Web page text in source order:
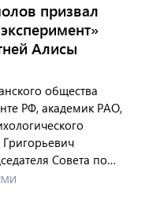
призвал
Алисы
общества
РФ, академик РАО,
Совета по…